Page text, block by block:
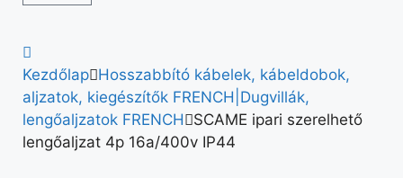
Kezdőlap Hosszabbító kábelek, kábeldobok,
aljzatok, kiegészítők FRENCH|Dugvillák,
lengőaljzatok FRENCH
SCAME ipari szerelhető
lengőaljzat 4p 16a/400v IP44